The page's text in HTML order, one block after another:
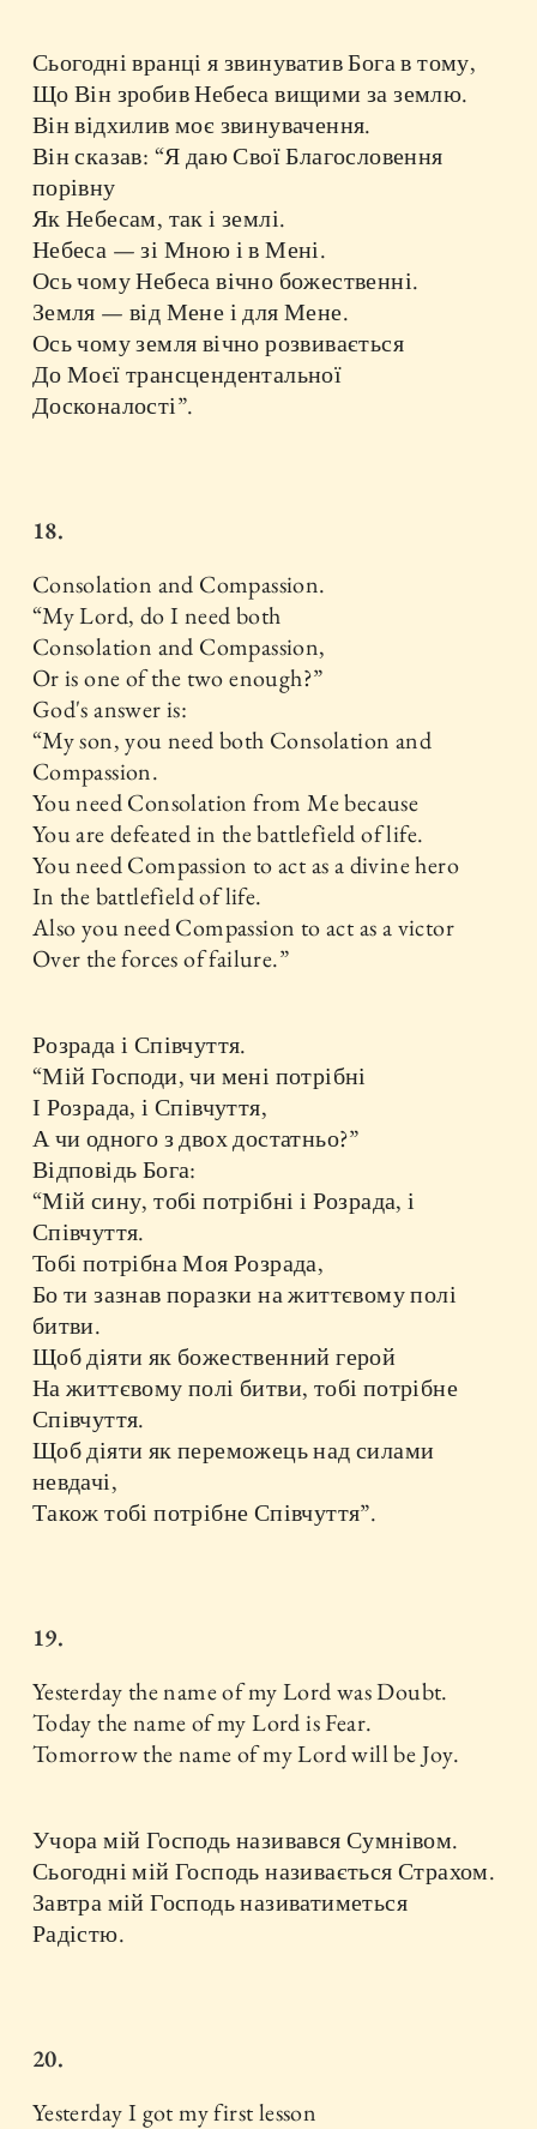
Сьогодні вранці я звинуватив Бога в тому,
Що Він зробив Небеса вищими за землю.
Він відхилив моє звинувачення.
Він сказав: “Я даю Свої Благословення
порівну
Як Небесам, так і землі.
Небеса — зі Мною і в Мені.
Ось чому Небеса вічно божественні.
Земля — від Мене і для Мене.
Ось чому земля вічно розвивається
До Моєї трансцендентальної
Досконалості”.
18.
Consolation and Compassion.
“My Lord, do I need both
Consolation and Compassion,
Or is one of the two enough?”
God's answer is:
“My son, you need both Consolation and
Compassion.
You need Consolation from Me because
You are defeated in the battlefield of life.
You need Compassion to act as a divine hero
In the battlefield of life.
Also you need Compassion to act as a victor
Over the forces of failure.”
Розрада і Співчуття.
“Мій Господи, чи мені потрібні
І Розрада, і Співчуття,
А чи одного з двох достатньо?”
Відповідь Бога:
“Мій сину, тобі потрібні і Розрада, і
Співчуття.
Тобі потрібна Моя Розрада,
Бо ти зазнав поразки на життєвому полі
битви.
Щоб діяти як божественний герой
На життєвому полі битви, тобі потрібне
Співчуття.
Щоб діяти як переможець над силами
невдачі,
Також тобі потрібне Співчуття”.
19.
Yesterday the name of my Lord was Doubt.
Today the name of my Lord is Fear.
Tomorrow the name of my Lord will be Joy.
Учора мій Господь називався Сумнівом.
Сьогодні мій Господь називається Страхом.
Завтра мій Господь називатиметься
Радістю.
20.
Yesterday I got my first lesson